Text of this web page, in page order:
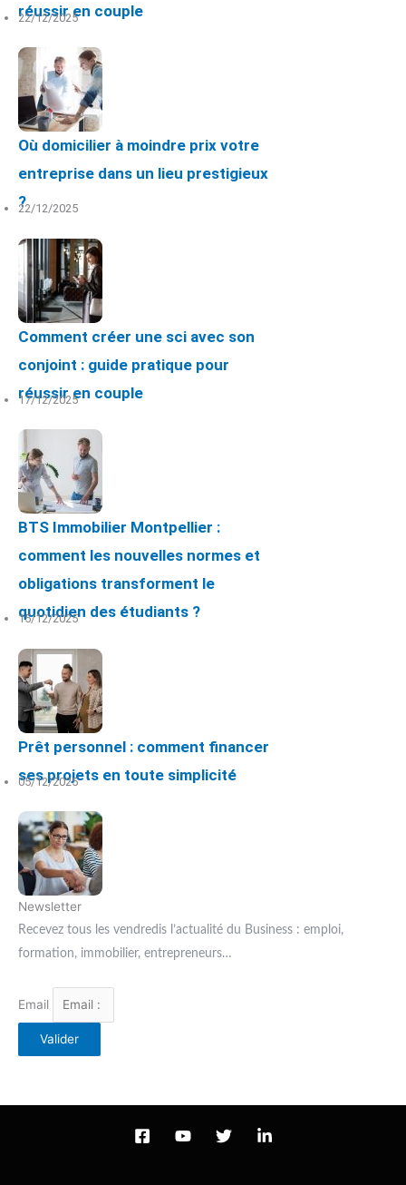
réussir en couple
22/12/2025
Où domicilier à moindre prix votre
entreprise dans un lieu prestigieux
?
22/12/2025
Comment créer une sci avec son
conjoint : guide pratique pour
réussir en couple
17/12/2025
BTS Immobilier Montpellier :
comment les nouvelles normes et
obligations transforment le
quotidien des étudiants ?
15/12/2025
Prêt personnel : comment financer
ses projets en toute simplicité
05/12/2025
Newsletter
Recevez tous les vendredis l’actualité du Business : emploi,
formation, immobilier, entrepreneurs…
Email
Valider